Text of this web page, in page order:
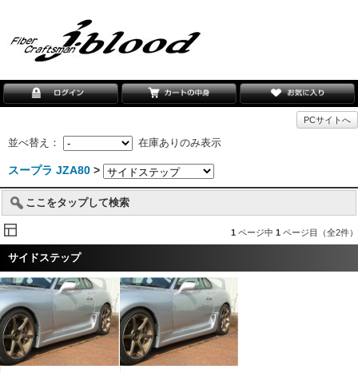
PCサイトへ
並べ替え： 在庫ありのみ表示
スープラ JZA80 >
ここをタップして検索
1 ページ中 1 ページ目（全2件）
サイドステップ